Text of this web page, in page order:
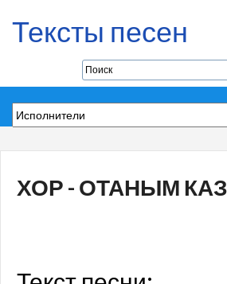
Тексты песен
ХОР - ОТАНЫМ